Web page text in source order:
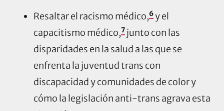
Resaltar el racismo médico,6y el
capacitismo médico,7junto con las
disparidades en la salud a las que se
enfrenta la juventud trans con
discapacidad y comunidades de color y
cómo la legislación anti-trans agrava esta